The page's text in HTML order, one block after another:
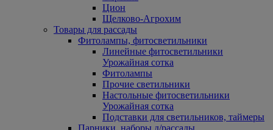
Цион
Щелково-Агрохим
Товары для рассады
Фитолампы, фитосветильники
Линейные фитосветильники
Урожайная сотка
Фитолампы
Прочие светильники
Настольные фитосветильники
Урожайная сотка
Подставки для светильников, таймеры
Парники, наборы д/рассады